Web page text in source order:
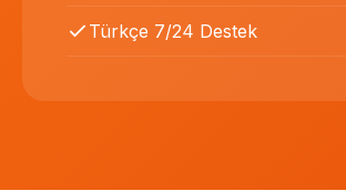
Türkçe 7/24 Destek